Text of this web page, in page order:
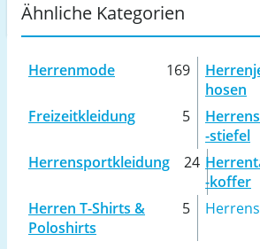
Ähnliche Kategorien
Herrenmode 169
hosen
Freizeitkleidung 5
-stiefel
Herrensportkleidung 24
-koffer
Herren T-Shirts &
Poloshirts
5